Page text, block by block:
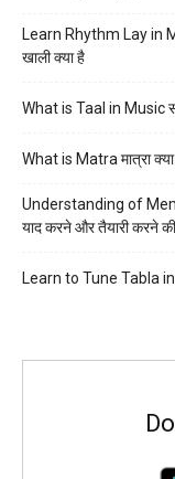
Learn Rhythm Lay in
खाली क्या है
What is Taal in Music
What is Matra मात्रा
Understanding of
याद करने और तैयारी करने
Learn to Tune Tabla